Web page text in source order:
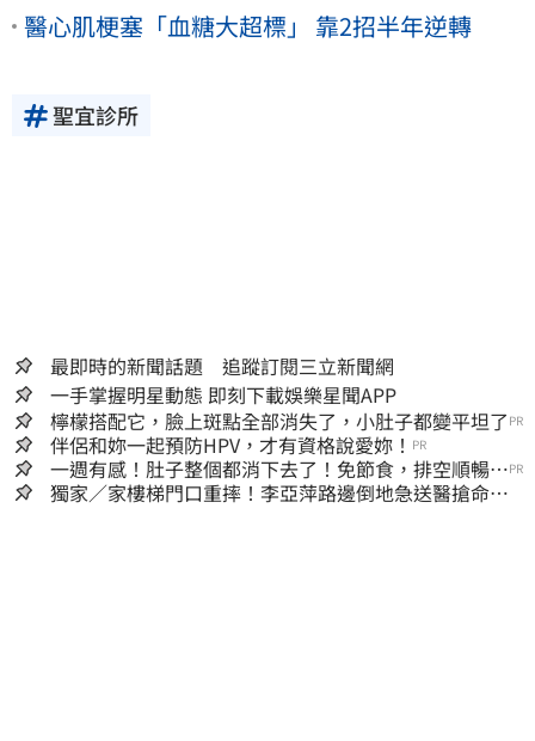
醫心肌梗塞「血糖大超標」 靠2招半年逆轉
聖宜診所
最即時的新聞話題 追蹤訂閱三立新聞網
一手掌握明星動態 即刻下載娛樂星聞APP
檸檬搭配它，臉上斑點全部消失了，小肚子都變平坦了 PR
伴侶和妳一起預防HPV，才有資格說愛妳！ PR
一週有感！肚子整個都消下去了！免節食，排空順暢就
夠
PR
獨家／家樓梯門口重摔！李亞萍路邊倒地急送醫搶命